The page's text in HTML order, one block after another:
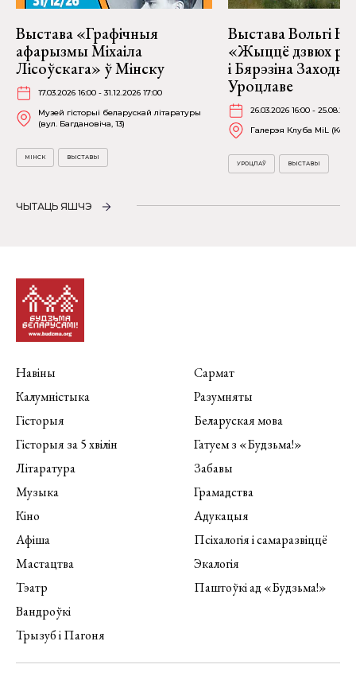
Выстава «Графічныя
афарызмы Міхаіла
Лісоўскага» ў Мінску
17.03.2026 16:00 - 31.12.2026 17:00
Музей гісторыі беларускай літаратуры
(вул. Багдановіча, 13)
МІНСК ВЫСТАВЫ
Выстава Вольгі
«Жыццё дзвюх
і Бярэзіна
Уроцлаве
26.03.2026 16:00 -
Галерэя Клуба MiL
УРОЦЛАЎ ВЫСТАВЫ
ЧЫТАЦЬ ЯШЧЭ
Навіны
Калумністыка
Гісторыя
Гісторыя за 5 хвілін
Літаратура
Музыка
Кіно
Афіша
Мастацтва
Тэатр
Вандроўкі
Трызуб і Пагоня
Сармат
Разумняты
Беларуская мова
Гатуем з «Будзьма!»
Забавы
Грамадства
Адукацыя
Псіхалогія і самаразвіццё
Экалогія
Паштоўкі ад «Будзьма!»